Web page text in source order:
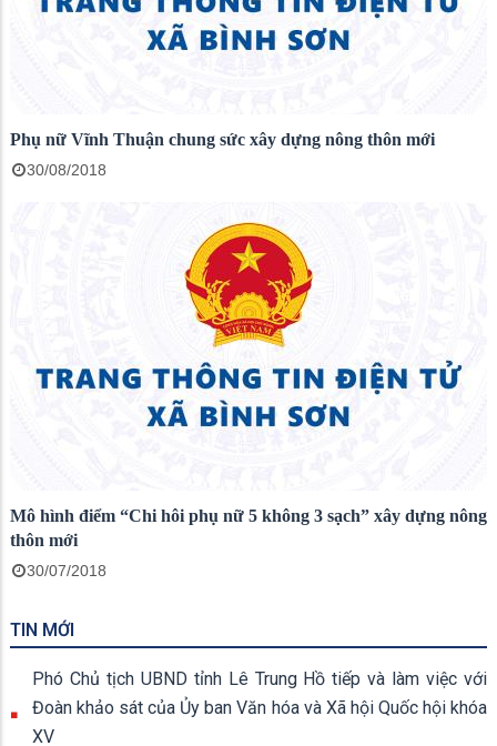
Phụ nữ Vĩnh Thuận chung sức xây dựng nông thôn mới
30/08/2018
Mô hình điểm “Chi hôi phụ nữ 5 không 3 sạch” xây dựng nông
thôn mới
30/07/2018
TIN MỚI
Phó Chủ tịch UBND tỉnh Lê Trung Hồ tiếp và làm việc với
Đoàn khảo sát của Ủy ban Văn hóa và Xã hội Quốc hội khóa
XV